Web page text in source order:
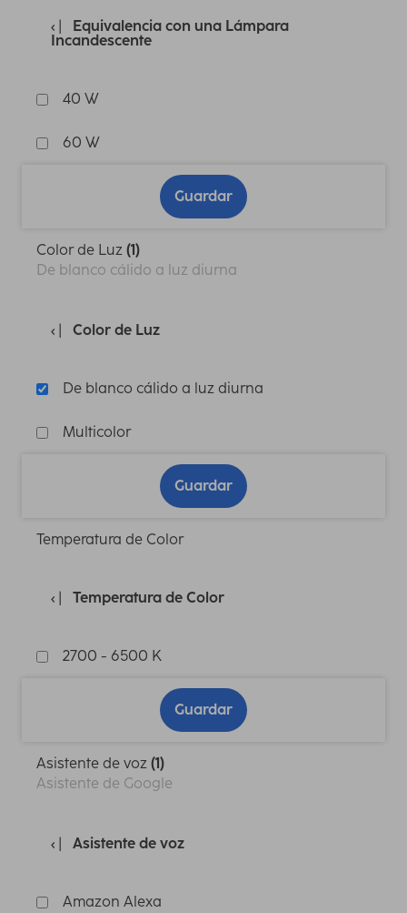
Equivalencia con una Lámpara
Incandescente
40 W
60 W
Guardar
Color de Luz (1)
De blanco cálido a luz diurna
Color de Luz
De blanco cálido a luz diurna
Multicolor
Guardar
Temperatura de Color
Temperatura de Color
2700 - 6500 K
Guardar
Asistente de voz (1)
Asistente de Google
Asistente de voz
Amazon Alexa